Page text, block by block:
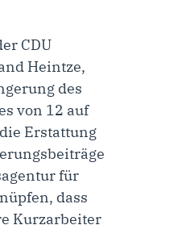
CDU
Heintze,
des
von 12 auf
Erstattung
für
dass
Kurzarbeiter